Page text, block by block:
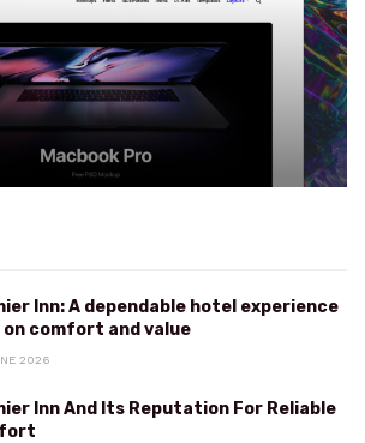
Inn: A dependable hotel experience
on comfort and value
2026
Inn And Its Reputation For Reliable